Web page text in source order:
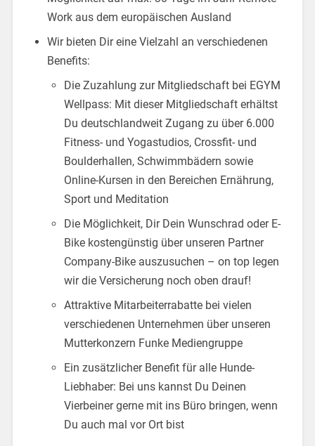
Work aus dem europäischen Ausland
Wir bieten Dir eine Vielzahl an verschiedenen
Benefits:
Die Zuzahlung zur Mitgliedschaft bei EGYM
Wellpass: Mit dieser Mitgliedschaft erhältst
Du deutschlandweit Zugang zu über 6.000
Fitness- und Yogastudios, Crossfit- und
Boulderhallen, Schwimmbädern sowie
Online-Kursen in den Bereichen Ernährung,
Sport und Meditation
Die Möglichkeit, Dir Dein Wunschrad oder E-
Bike kostengünstig über unseren Partner
Company-Bike auszusuchen – on top legen
wir die Versicherung noch oben drauf!
Attraktive Mitarbeiterrabatte bei vielen
verschiedenen Unternehmen über unseren
Mutterkonzern Funke Mediengruppe
Ein zusätzlicher Benefit für alle Hunde-
Liebhaber: Bei uns kannst Du Deinen
Vierbeiner gerne mit ins Büro bringen, wenn
Du auch mal vor Ort bist